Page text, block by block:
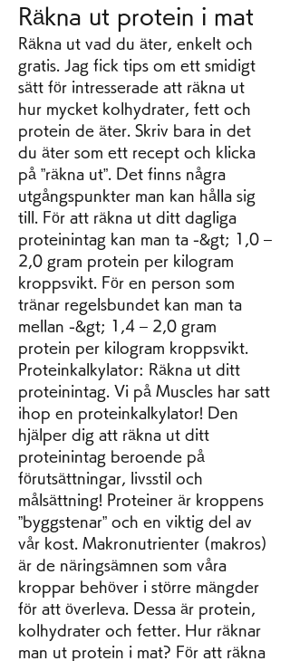
Räkna ut protein i mat
Räkna ut vad du äter, enkelt och
gratis. Jag fick tips om ett smidigt
sätt för intresserade att räkna ut
hur mycket kolhydrater, fett och
protein de äter. Skriv bara in det
du äter som ett recept och klicka
på ”räkna ut”. Det finns några
utgångspunkter man kan hålla sig
till. För att räkna ut ditt dagliga
proteinintag kan man ta -&gt; 1,0 –
2,0 gram protein per kilogram
kroppsvikt. För en person som
tränar regelsbundet kan man ta
mellan -&gt; 1,4 – 2,0 gram
protein per kilogram kroppsvikt.
Proteinkalkylator: Räkna ut ditt
proteinintag. Vi på Muscles har satt
ihop en proteinkalkylator! Den
hjälper dig att räkna ut ditt
proteinintag beroende på
förutsättningar, livsstil och
målsättning! Proteiner är kroppens
”byggstenar” och en viktig del av
vår kost. Makronutrienter (makros)
är de näringsämnen som våra
kroppar behöver i större mängder
för att överleva. Dessa är protein,
kolhydrater och fetter. Hur räknar
man ut protein i mat? För att räkna